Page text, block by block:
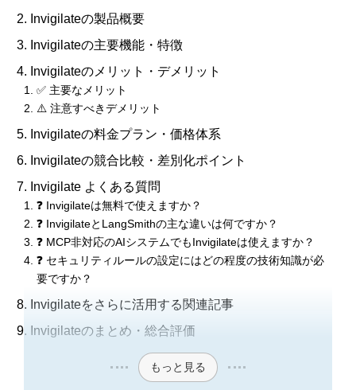
Invigilateの製品概要
Invigilateの主要機能・特徴
Invigilateのメリット・デメリット
✅ 主要なメリット
⚠️ 注意すべきデメリット
Invigilateの料金プラン・価格体系
Invigilateの競合比較・差別化ポイント
Invigilate よくある質問
❓ Invigilateは無料で使えますか？
❓ InvigilateとLangSmithの主な違いは何ですか？
❓ MCP非対応のAIシステムでもInvigilateは使えますか？
❓ セキュリティルールの設定にはどの程度の技術知識が必
要ですか？
Invigilateをさらに活用する関連記事
Invigilateのまとめ・総合評価
もっと見る